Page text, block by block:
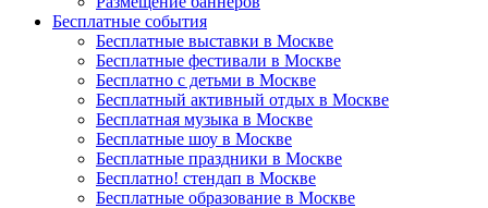
Бесплатные события
Бесплатные выставки в Москве
Бесплатные фестивали в Москве
Бесплатно с детьми в Москве
Бесплатный активный отдых в Москве
Бесплатная музыка в Москве
Бесплатные шоу в Москве
Бесплатные праздники в Москве
Бесплатно! стендап в Москве
Бесплатные образование в Москве